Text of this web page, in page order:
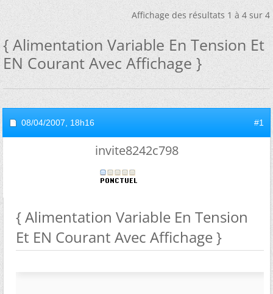
Affichage des résultats 1 à 4 sur 4
{ Alimentation Variable En Tension Et
EN Courant Avec Affichage }
08/04/2007, 18h16 #1
invite8242c798
{ Alimentation Variable En Tension
Et EN Courant Avec Affichage }